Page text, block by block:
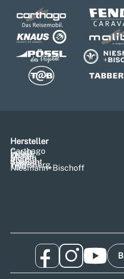
Hersteller
Carthago
Fendt
Hymer
Knaus
Malibu
Morelo
Pössl
Sunlight
Tabbert
Weinsberg
T@b
Niesmann+Bischoff